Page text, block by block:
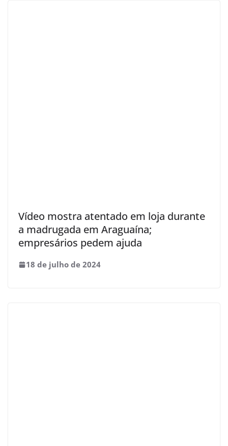
Vídeo mostra atentado em loja durante
a madrugada em Araguaína;
empresários pedem ajuda
18 de julho de 2024